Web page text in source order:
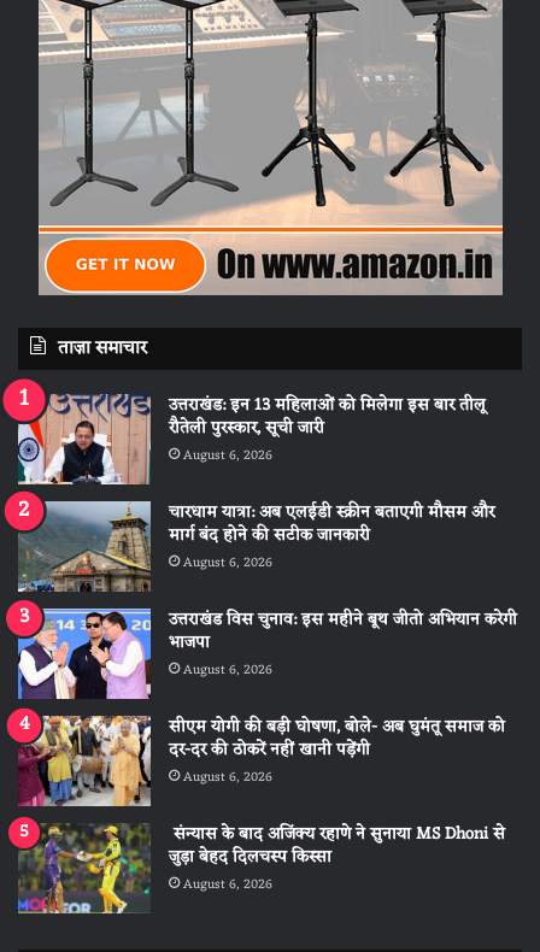
ताज़ा समाचार
उत्तराखंड: इन 13 महिलाओं को मिलेगा इस बार तीलू
रौतेली पुरस्कार, सूची जारी
August 6, 2026
चारधाम यात्रा: अब एलईडी स्क्रीन बताएगी मौसम और
मार्ग बंद होने की सटीक जानकारी
August 6, 2026
उत्तराखंड विस चुनाव: इस महीने बूथ जीतो अभियान करेगी
भाजपा
August 6, 2026
सीएम योगी की बड़ी घोषणा, बोले- अब घुमंतू समाज को
दर-दर की ठोकरें नहीं खानी पड़ेंगी
August 6, 2026
संन्यास के बाद अजिंक्‍य रहाणे ने सुनाया MS Dhoni से
जुड़ा बेहद दिलचस्प किस्सा
August 6, 2026